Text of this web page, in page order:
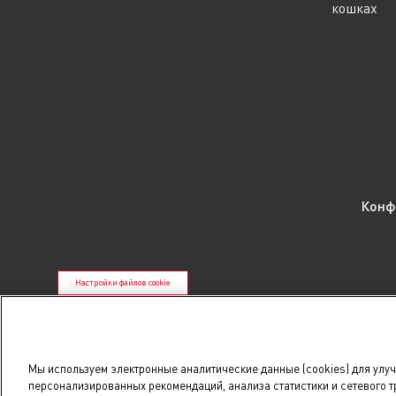
кошках
Настройки файлов cookie
**К ветеринарным диетам относятся все корма с
Мы используем электронные аналитические данные (cookies) для
персонализированных рекомендаций, анализа статистики и сетевого